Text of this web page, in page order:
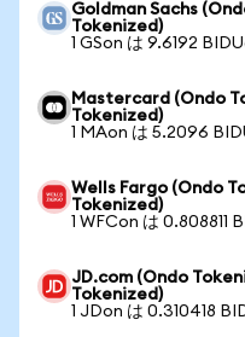
Goldman Sachs
Tokenized)
1 GSon は 9.6192
Mastercard (Ondo
Tokenized)
1 MAon は 5.2096
Wells Fargo (Ondo
Tokenized)
1 WFCon は 0.808811
JD.com (Ondo
Tokenized)
1 JDon は 0.310418